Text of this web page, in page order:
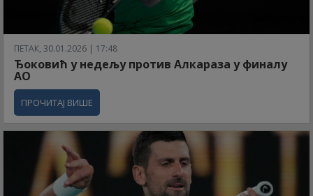
ПЕТАК, 30.01.2026 | 17:48
Ђоковић у недељу против Алкараза у финалу
АО
ПРОЧИТАЈ ВИШЕ